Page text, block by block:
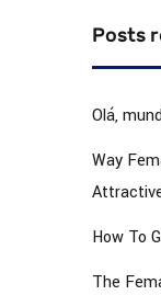
Posts
Olá,
Way
How To
The